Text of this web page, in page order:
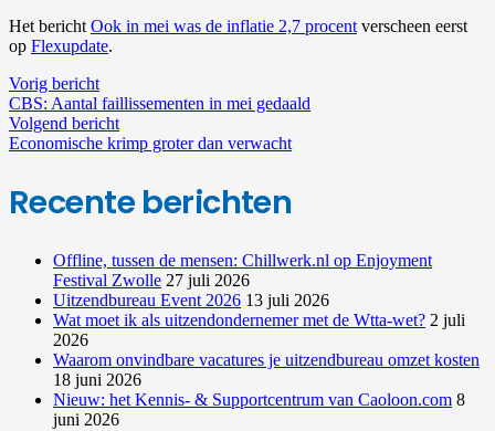
Het berichtOok in mei was de inflatie 2,7 procentverscheen eerst
op Flexupdate.
Vorig bericht
CBS: Aantal faillissementen in mei gedaald
Volgend bericht
Economische krimp groter dan verwacht
Recente berichten
Offline, tussen de mensen: Chillwerk.nl op Enjoyment
Festival Zwolle 27 juli 2026
Uitzendbureau Event 2026 13 juli 2026
Wat moet ik als uitzendondernemer met de Wtta-wet? 2 juli
2026
Waarom onvindbare vacatures je uitzendbureau omzet kosten
18 juni 2026
Nieuw: het Kennis- & Supportcentrum van Caoloon.com 8
juni 2026